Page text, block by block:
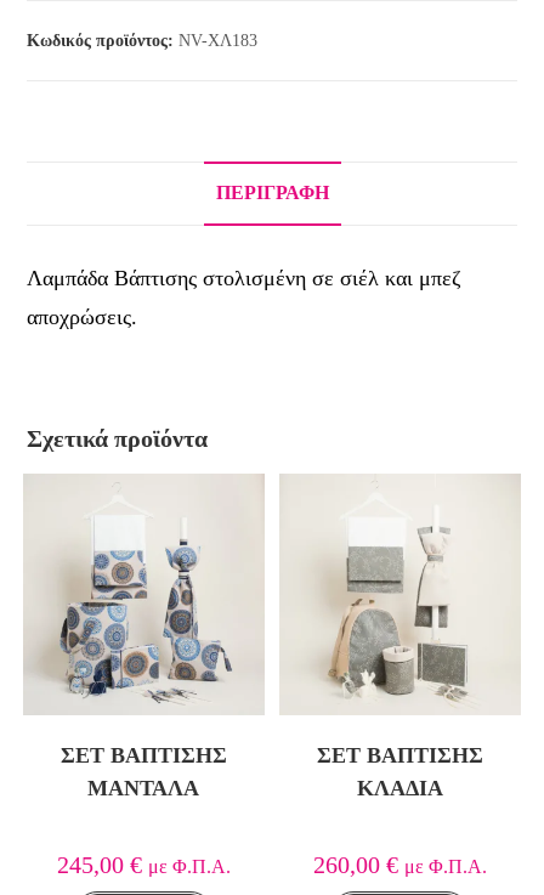
Κωδικός προϊόντος:NV-ΧΛ183
ΠΕΡΙΓΡΑΦΉ
Λαμπάδα Βάπτισης στολισμένη σε σιέλ και μπεζ
αποχρώσεις.
Σχετικά προϊόντα
ΣΕΤ ΒΑΠΤΙΣΗΣ
ΜΑΝΤΑΛΑ
245,00 € με Φ.Π.Α.
ΣΕΤ ΒΑΠΤΙΣΗΣ
ΚΛΑΔΙΑ
260,00€ με Φ.Π.Α.